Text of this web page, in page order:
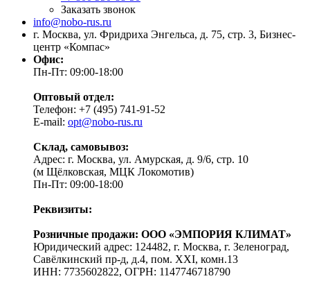
Заказать звонок
info@nobo-rus.ru
г. Москва, ул. Фридриха Энгельса, д. 75, стр. 3, Бизнес-
центр «Компас»
Офис:
Пн-Пт: 09:00-18:00
Оптовый отдел:
Телефон: +7 (495) 741-91-52
E-mail: opt@nobo-rus.ru
Склад, самовывоз:
Адрес: г. Москва, ул. Амурская, д. 9/6, стр. 10
(м Щёлковская, МЦК Локомотив)
Пн-Пт: 09:00-18:00
Реквизиты:
Розничные продажи: ООО «ЭМПОРИЯ КЛИМАТ»
Юридический адрес: 124482, г. Москва, г. Зеленоград,
Савёлкинский пр-д, д.4, пом. XXI, комн.13
ИНН: 7735602822, ОГРН: 1147746718790